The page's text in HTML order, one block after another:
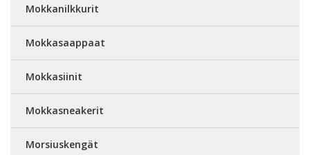
Mokkanilkkurit
Mokkasaappaat
Mokkasiinit
Mokkasneakerit
Morsiuskengät